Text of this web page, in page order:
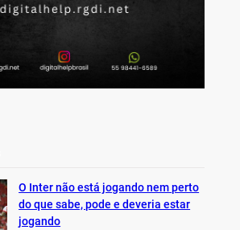
O Inter não está jogando nem perto
do que sabe, pode e deveria estar
jogando